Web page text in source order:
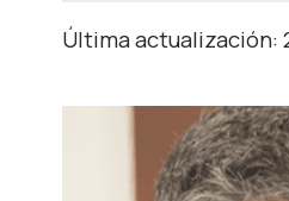
Última actualización: